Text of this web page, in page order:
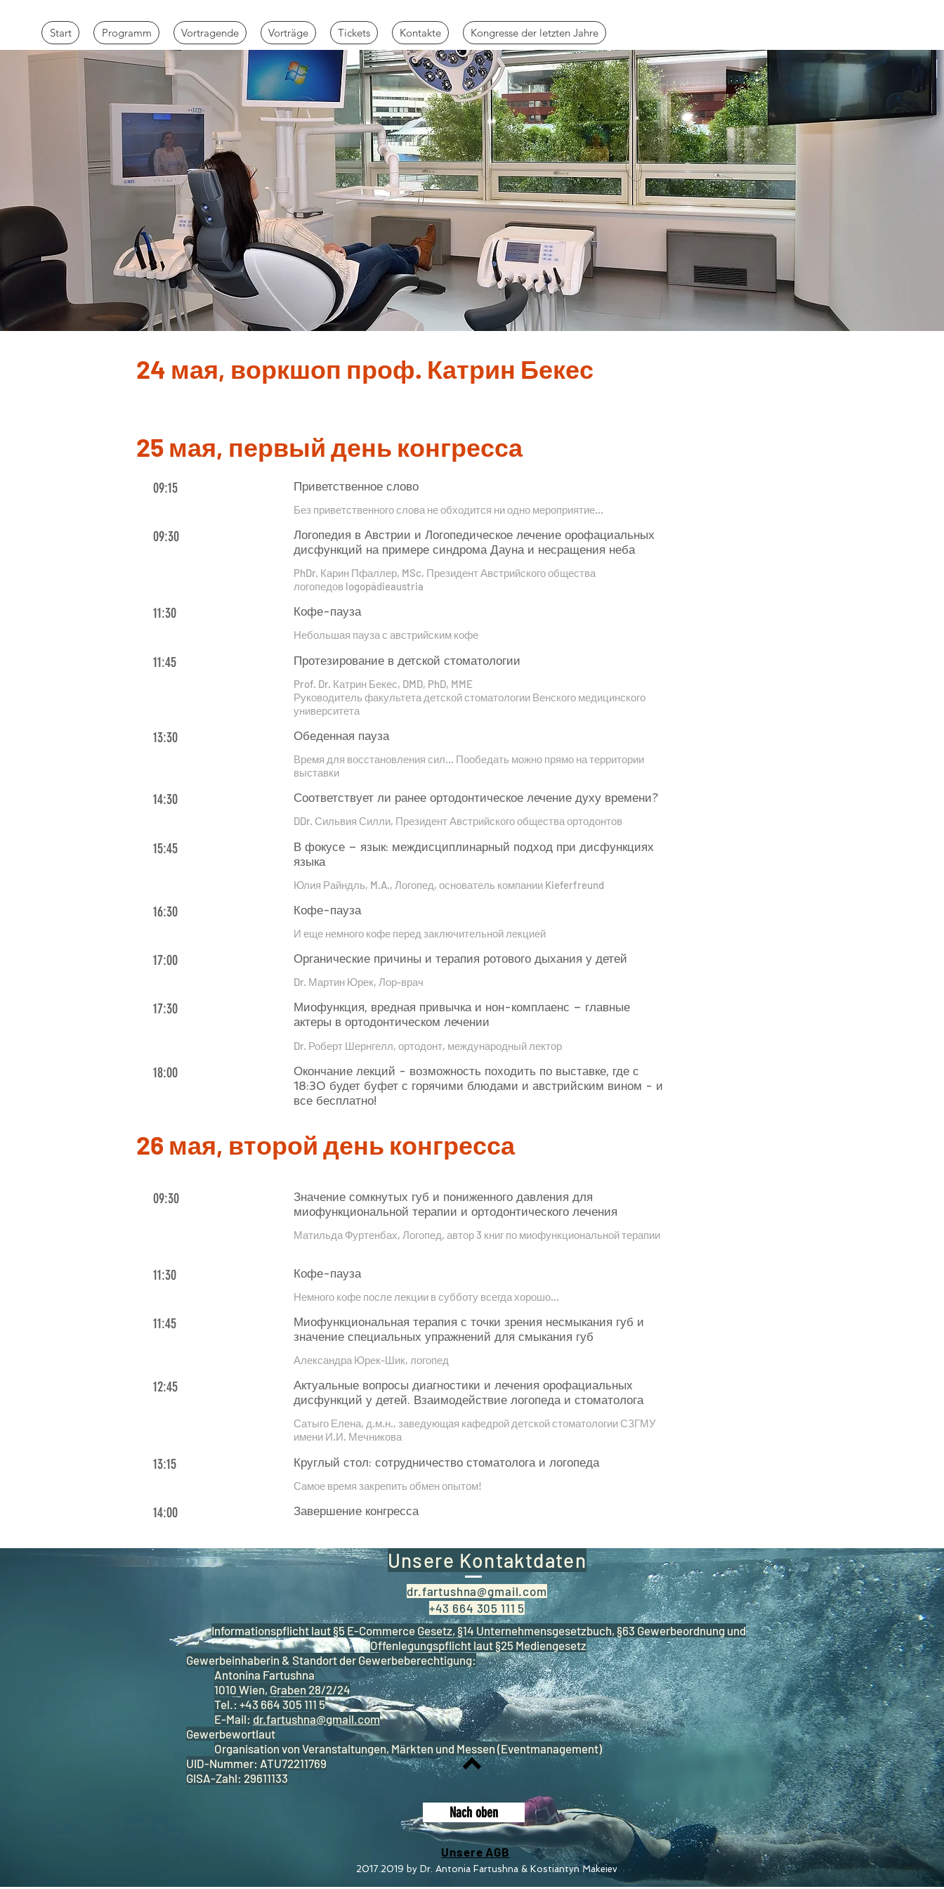
24 мая, воркшоп проф. Катрин Бекес
25 мая, первый день конгресса
09:15 Приветственное слово
Без приветственного слова не обходится ни одно мероприятие...
09:30
Логопедия в Австрии и Логопедическое лечение орофациальных
дисфункций на примере синдрома Дауна и несращения неба
PhDr. Карин Пфаллер, MSc, Президент Австрийского общества
логопедов logopädieaustria
11:30 Кофе-пауза
Небольшая пауза с австрийским кофе
11:45 Протезирование в детской стоматологии
Prof. Dr. Катрин Бекес, DMD, PhD, MME
Руководитель факультета детской стоматологии Венского медицинского
университета
13:30 Обеденная пауза
Время для восстановления сил... Пообедать можно прямо на территории
выставки
14:30 Соответствует ли ранее ортодонтическое лечение духу времени?
DDr. Сильвия Силли, Президент Австрийского общества ортодонтов
15:45
В фокусе – язык: междисциплинарный подход при дисфункциях
языка
Юлия Райндль, M.A., Логопед, основатель компании Kieferfreund
16:30 Кофе-пауза
И еще немного кофе перед заключительной лекцией
17:00 Органические причины и терапия ротового дыхания у детей
Dr. Мартин Юрек, Лор-врач
17:30
Миофункция, вредная привычка и нон-комплаенс – главные
актеры в ортодонтическом лечении
Dr. Роберт Шернгелл, ортодонт, международный лектор
18:00
Окончание лекций - возможность походить по выставке, где с
18:30 будет буфет с горячими блюдами и австрийским вином - и
все бесплатно!
26 мая, второй день конгресса
09:30
Значение сомкнутых губ и пониженного давления для
миофункциональной терапии и ортодонтического лечения
Матильда Фуртенбах, Логопед, автор 3 книг по миофункциональной терапии
11:30 Кофе-пауза
Немного кофе после лекции в субботу всегда хорошо...
11:45
Миофункциональная терапия с точки зрения несмыкания губ и
значение специальных упражнений для смыкания губ
Александра Юрек-Шик, логопед
12:45
Актуальные вопросы диагностики и лечения орофациальных
дисфункций у детей. Взаимодействие логопеда и стоматолога
Сатыго Елена, д.м.н., заведующая кафедрой детской стоматологии СЗГМУ
имени И.И. Мечникова
13:15 Круглый стол: сотрудничество стоматолога и логопеда
Самое время закрепить обмен опытом!
14:00 Завершение конгресса
Start Programm Vortragende Vorträge Tickets Kontakte Kongresse der letzten Jahre
Unsere Kontaktdaten
dr.fartushna@gmail.com
+43 664 305 111 5
Informationspflicht laut §5 E-Commerce Gesetz, §14 Unternehmensgesetzbuch, §63 Gewerbeordnung und
Offenlegungspflicht laut §25 Mediengesetz
Gewerbeinhaberin & Standort der Gewerbeberechtigung:
Antonina Fartushna
1010 Wien, Graben 28/2/24
Tel.: +43 664 305 111 5
E-Mail: dr.fartushna@gmail.com
Gewerbewortlaut
Organisation von Veranstaltungen, Märkten und Messen (Eventmanagement)
UID-Nummer: ATU72211769
GISA-Zahl: 29611133
Nach oben
Unsere AGB
2017.2019 by Dr. Antonia Fartushna & Kostiantyn Makeiev